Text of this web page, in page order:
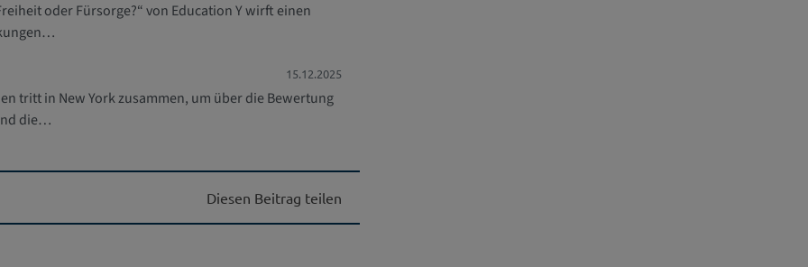
oder Fürsorge?“ von Education Y wirft einen
15.12.2025
tritt in New York zusammen, um über die Bewertung
die…
Diesen Beitrag teilen